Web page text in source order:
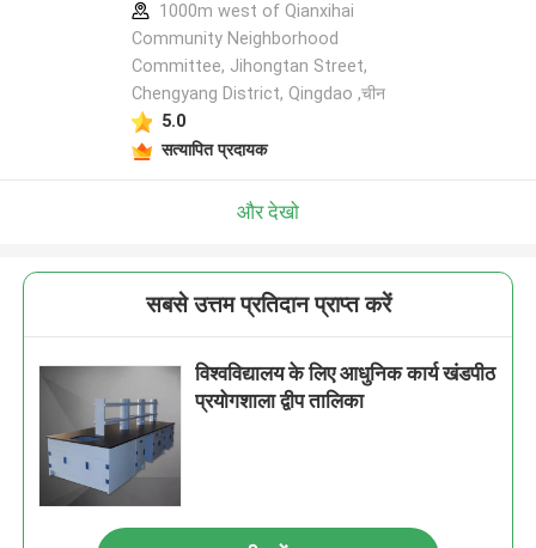
1000m west of Qianxihai
Community Neighborhood
Committee, Jihongtan Street,
Chengyang District, Qingdao ,चीन
5.0
सत्यापित प्रदायक
और देखो
सबसे उत्तम प्रतिदान प्राप्त करें
विश्वविद्यालय के लिए आधुनिक कार्य खंडपीठ
प्रयोगशाला द्वीप तालिका